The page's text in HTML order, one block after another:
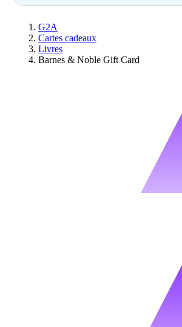
G2A
Cartes cadeaux
Livres
Barnes & Noble Gift Card